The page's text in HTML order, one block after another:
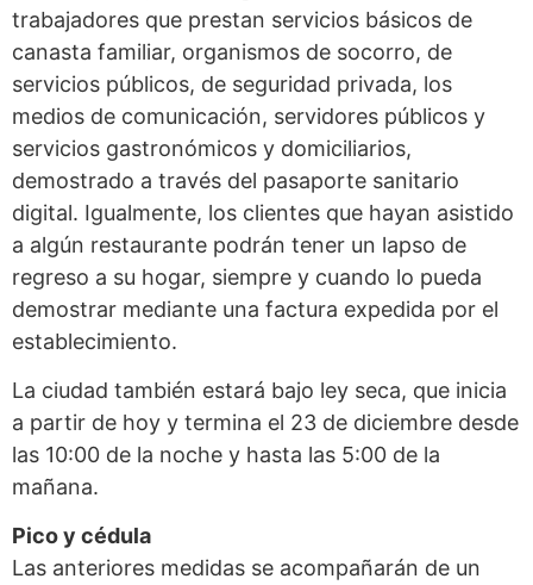
trabajadores que prestan servicios básicos de
canasta familiar, organismos de socorro, de
servicios públicos, de seguridad privada, los
medios de comunicación, servidores públicos y
servicios gastronómicos y domiciliarios,
demostrado a través del pasaporte sanitario
digital. Igualmente, los clientes que hayan asistido
a algún restaurante podrán tener un lapso de
regreso a su hogar, siempre y cuando lo pueda
demostrar mediante una factura expedida por el
establecimiento.
La ciudad también estará bajo ley seca, que inicia
a partir de hoy y termina el 23 de diciembre desde
las 10:00 de la noche y hasta las 5:00 de la
mañana.
Pico y cédula
Las anteriores medidas se acompañarán de un